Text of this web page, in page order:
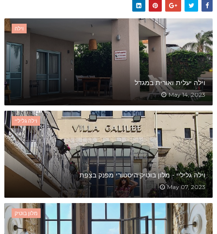
וילה
וילה יעלית ואורית במגדל
May 14, 2023
וילה גליליי
וילה גליליי - מלון בוטיק היסטורי מפנק בצפת
May 07, 2023
מלון בוטיק